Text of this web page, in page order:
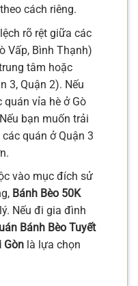
cách riêng.
rõ rệt giữa các
Vấp, Bình Thạnh)
tâm hoặc
3, Quận 2). Nếu
quán vỉa hè ở Gò
bạn muốn trải
quán ở Quận 3
vào mục đích sử
Bánh Bèo 50K
Nếu đi gia đình
Bánh Bèo Tuyết
Gònlà lựa chọn